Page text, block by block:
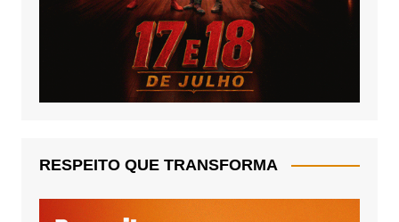
RESPEITO QUE TRANSFORMA